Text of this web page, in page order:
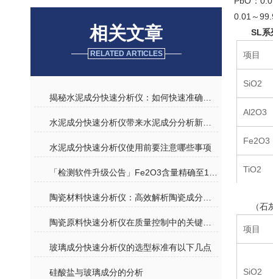
相关文章
RELATED ARTICLES
水泥成分快速分析仪使用前要注意哪些事项
玻璃成分快速分析仪的选型标准有以下几点
硅酸盐与玻璃成分的分析
0.01～
SL系
项目
SiO2
Al2O3
Fe2O3
TiO2
（
项目
SiO2